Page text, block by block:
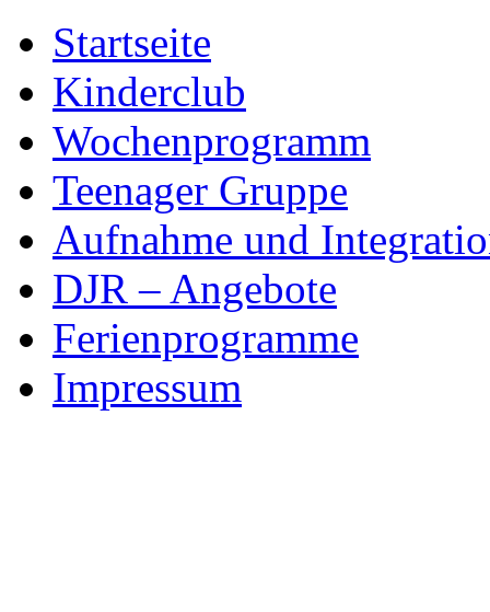
to
contentStartseite
Kinderclub
Wochenprogramm
Teenager Gruppe
Aufnahme und
DJR – Angebote
Ferienprogramme
Impressum